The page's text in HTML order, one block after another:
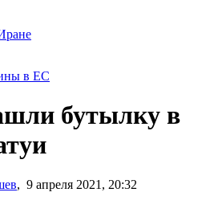
в ЕС
бутылку в
, 9 апреля 2021, 20:32